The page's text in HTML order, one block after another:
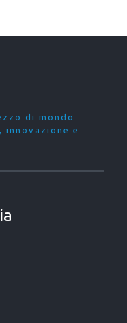
di mondo
e